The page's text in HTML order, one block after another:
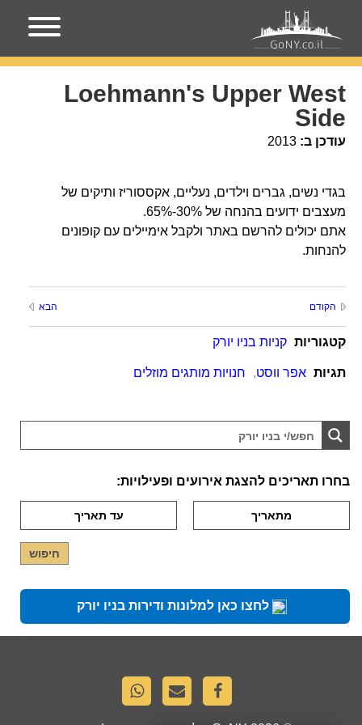
עמוד הבית מקומות בניו-יורק
Side
Loehmann's Upper West
Side
עודכן ב: 2013
בגדי נשים, גברים וילדים, נעליים, אקססוריז ותיקים של
מעצבים ידועים בהנחה של 30%-65%.
אתם יכולים להרשם באתר ולקבל אימיילים עם קופונים
להנחות.
הקודם הבא
קטגוריות קניות בניו יורק
תגיות אפר ווסט, חנויות מותגים מוזלים
בחרו תאריכים להצגת אירועים ופעילויות:
לחצו כאן למלונות ודירות בניו יורק